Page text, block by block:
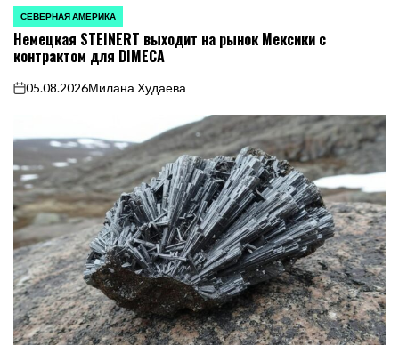
ОПУБЛИКОВАНО
В
СЕВЕРНАЯ АМЕРИКА
Немецкая STEINERT выходит на рынок Мексики с
контрактом для DIMECA
on
05.08.2026Милана Худаева